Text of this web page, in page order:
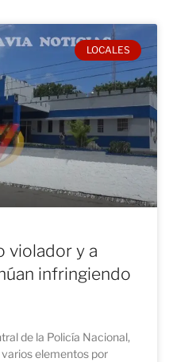
LOCALES
violador y a
infringiendo
de la Policía Nacional,
elementos por